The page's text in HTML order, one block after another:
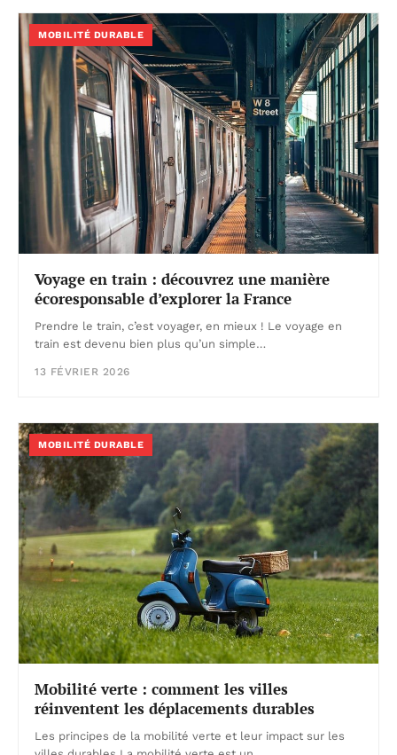
MOBILITÉ DURABLE
Voyage en train : découvrez une manière
écoresponsable d’explorer la France
Prendre le train, c’est voyager, en mieux ! Le voyage en
train est devenu bien plus qu’un simple…
13 FÉVRIER 2026
MOBILITÉ DURABLE
Mobilité verte : comment les villes
réinventent les déplacements durables
Les principes de la mobilité verte et leur impact sur les